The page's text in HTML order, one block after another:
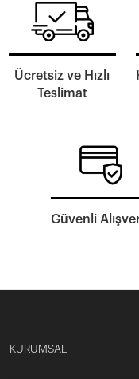
Ücretsiz ve Hızlı
Teslimat
Güvenli
KURUMSAL